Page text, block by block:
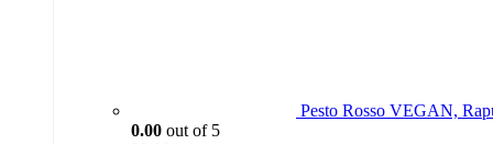
Pesto Rosso VEGAN,
0.00 out of 5